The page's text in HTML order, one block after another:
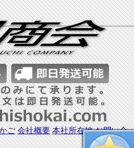
ご 会社概要 本社所在地 お問い合